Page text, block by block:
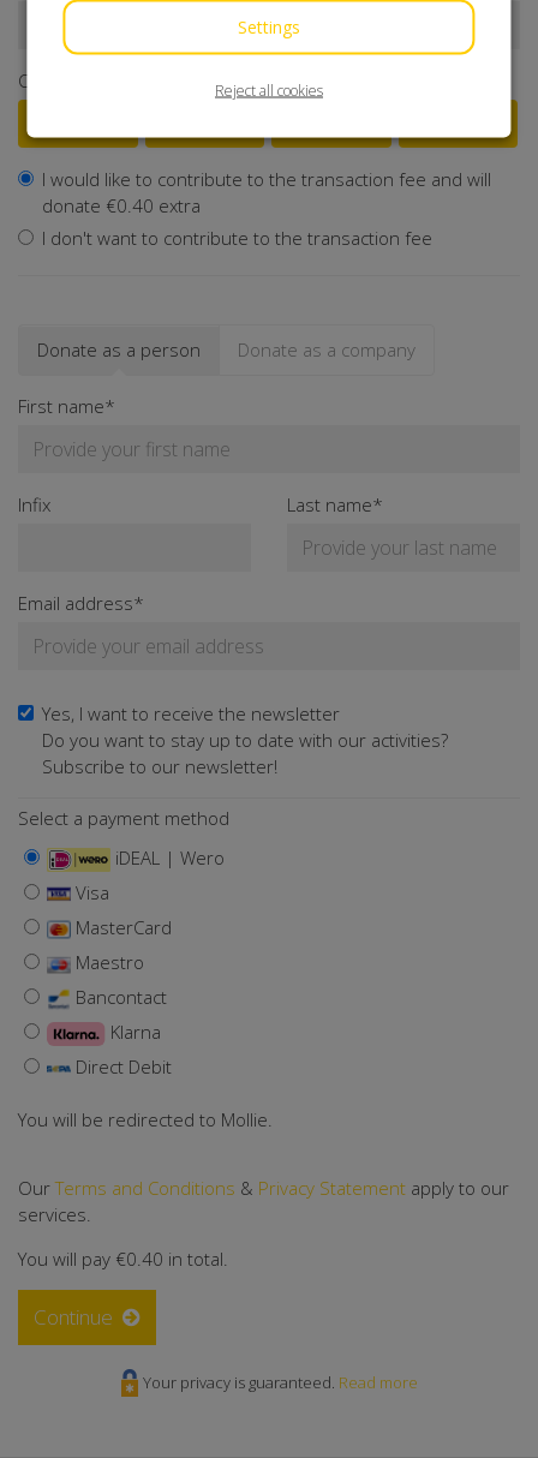
Or select a frequently chosen amount
I would like to contribute to the transaction fee and will
donate €0.40 extra
I don't want to contribute to the transaction fee
Donate as a person Donate as a company
First name*
Infix Last name*
Email address*
Yes, I want to receive the newsletter
Do you want to stay up to date with our activities?
Subscribe to our newsletter!
Select a payment method
iDEAL | Wero
Visa
MasterCard
Maestro
Bancontact
Klarna
Direct Debit
You will be redirected to Mollie.
OurTerms and Conditions & Privacy Statement apply to our
services.
You will pay €0.40 in total.
Continue
Your privacy is guaranteed. Read more
Settings
Reject all cookies